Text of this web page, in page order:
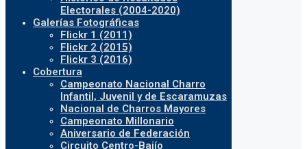
Electorales (2004-2020)
Galerías Fotográficas
Flickr 1 (2011)
Flickr 2 (2015)
Flickr 3 (2016)
Cobertura
Campeonato Nacional Charro
Infantil, Juvenil y de Escaramuzas
Nacional de Charros Mayores
Campeonato Millonario
Aniversario de Federación
Circuito Centro-Bajío